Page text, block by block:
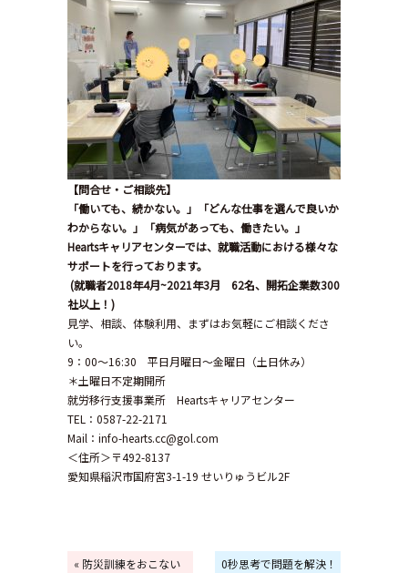
【問合せ・ご相談先】
「働いても、続かない。」「どんな仕事を選んで良いか
わからない。」「病気があっても、働きたい。」
Heartsキャリアセンターでは、就職活動における様々な
サポートを行っております。
(就職者2018年4月~2021年3月 62名、開拓企業数300
社以上！ )
見学、相談、体験利用、まずはお気軽にご相談くださ
い。
9：00～16:30 平日月曜日～金曜日（土日休み）
＊土曜日不定期開所
就労移行支援事業所 Heartsキャリアセンター
TEL：0587-22-2171
Mail：info-hearts.cc@gol.com
＜住所＞〒492-8137
愛知県稲沢市国府宮3-1-19 せいりゅうビル2F
« 防災訓練をおこない
0秒思考で問題を解決！